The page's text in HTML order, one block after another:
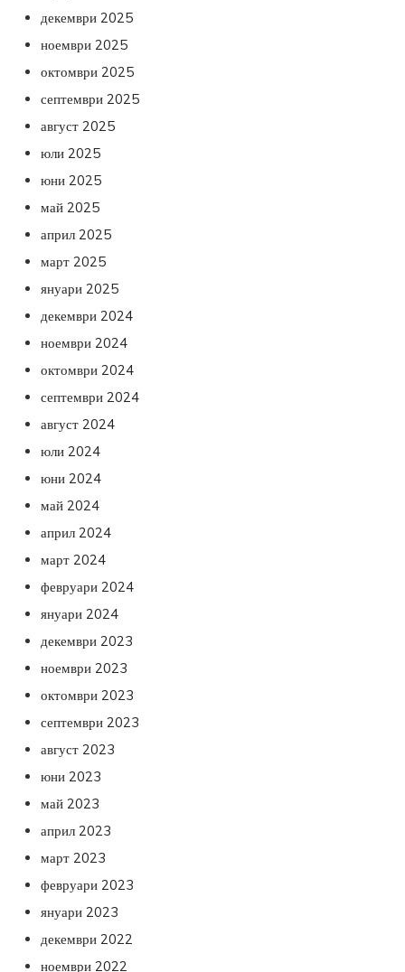
декември 2025
ноември 2025
октомври 2025
септември 2025
август 2025
юли 2025
юни 2025
май 2025
април 2025
март 2025
януари 2025
декември 2024
ноември 2024
октомври 2024
септември 2024
август 2024
юли 2024
юни 2024
май 2024
април 2024
март 2024
февруари 2024
януари 2024
декември 2023
ноември 2023
октомври 2023
септември 2023
август 2023
юни 2023
май 2023
април 2023
март 2023
февруари 2023
януари 2023
декември 2022
ноември 2022